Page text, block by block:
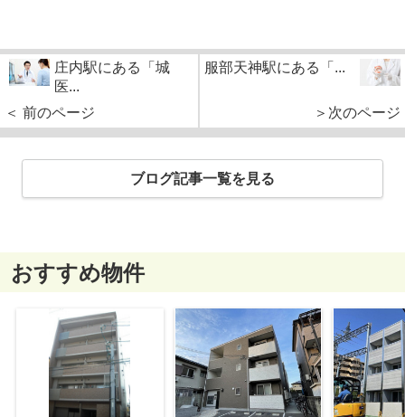
庄内駅にある「城
医...
＜ 前のページ
服部天神駅にある「...
＞次のページ
ブログ記事一覧を見る
おすすめ物件